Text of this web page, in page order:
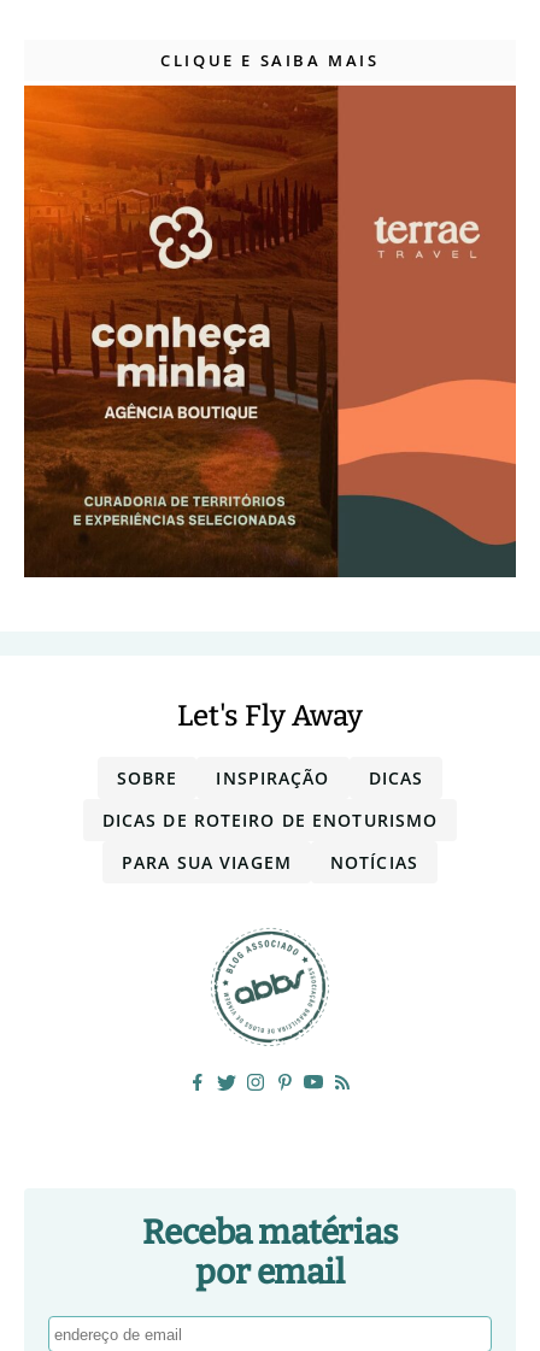
CLIQUE E SAIBA MAIS
Let's Fly Away
SOBRE INSPIRAÇÃO
DICAS
DICAS DE ROTEIRO DE ENOTURISMO
PARA SUA VIAGEM
NOTÍCIAS
Receba matérias
por email